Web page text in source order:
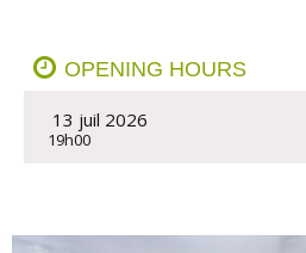
OPENING HOURS
13 juil 2026
19h00